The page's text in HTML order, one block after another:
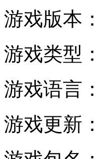
游戏版本：
游戏类型：
游戏语言：
游戏更新：